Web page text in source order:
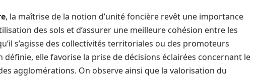
, la maîtrise de la notion d’unité foncière revêt une importance
des sols et d’assurer une meilleure cohésion entre les
s’agisse des collectivités territoriales ou des promoteurs
définie, elle favorise la prise de décisions éclairées concernant le
agglomérations. On observe ainsi que la valorisation du